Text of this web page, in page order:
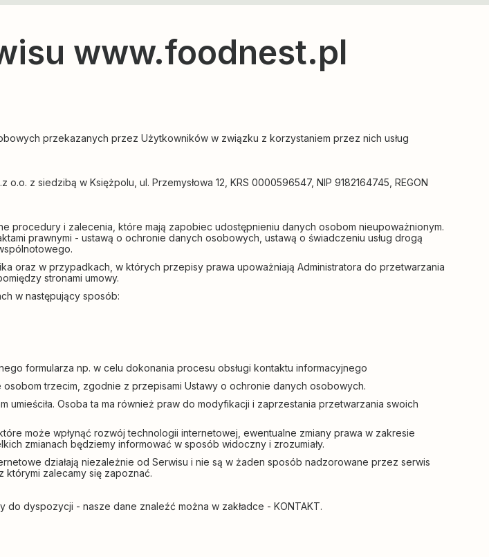
www.foodnest.pl
przekazanych przez Użytkowników w związku z korzystaniem przez nich usług
z siedzibą w Księżpolu, ul. Przemysłowa 12, KRS 0000596547, NIP 9182164745, REGON
i zalecenia, które mają zapobiec udostępnieniu danych osobom nieupoważnionym.
prawnymi - ustawą o ochronie danych osobowych, ustawą o świadczeniu usług drogą
oraz w przypadkach, w których przepisy prawa upoważniają Administratora do przetwarzania
stronami umowy.
w następujący sposób:
formularza np. w celu dokonania procesu obsługi kontaktu informacyjnego
trzecim, zgodnie z przepisami Ustawy o ochronie danych osobowych.
Osoba ta ma również praw do modyfikacji i zaprzestania przetwarzania swoich
może wpłynąć rozwój technologii internetowej, ewentualne zmiany prawa w zakresie
zmianach będziemy informować w sposób widoczny i zrozumiały.
działają niezależnie od Serwisu i nie są w żaden sposób nadzorowane przez serwis
którymi zalecamy się zapoznać.
dyspozycji - nasze dane znaleźć można w zakładce - KONTAKT.